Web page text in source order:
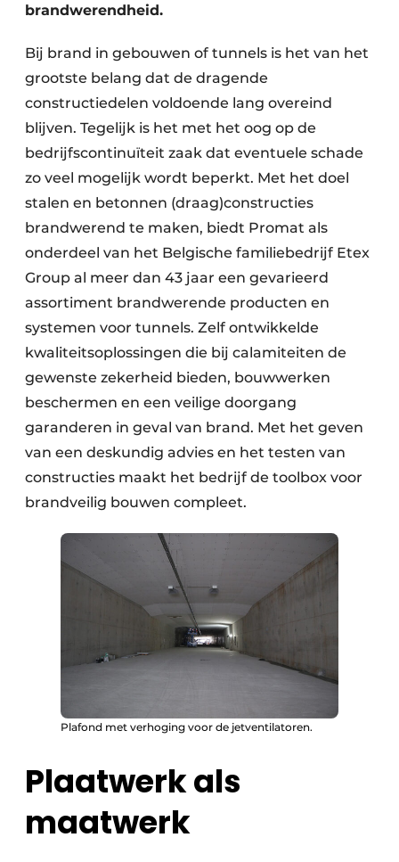
brandwerendheid.
Bij brand in gebouwen of tunnels is het van het
grootste belang dat de dragende
constructiedelen voldoende lang overeind
blijven. Tegelijk is het met het oog op de
bedrijfscontinuïteit zaak dat eventuele schade
zo veel mogelijk wordt beperkt. Met het doel
stalen en betonnen (draag)constructies
brandwerend te maken, biedt Promat als
onderdeel van het Belgische familiebedrijf Etex
Group al meer dan 43 jaar een gevarieerd
assortiment brandwerende producten en
systemen voor tunnels. Zelf ontwikkelde
kwaliteitsoplossingen die bij calamiteiten de
gewenste zekerheid bieden, bouwwerken
beschermen en een veilige doorgang
garanderen in geval van brand. Met het geven
van een deskundig advies en het testen van
constructies maakt het bedrijf de toolbox voor
brandveilig bouwen compleet.
Plafond met verhoging voor de jetventilatoren.
Plaatwerk als
maatwerk